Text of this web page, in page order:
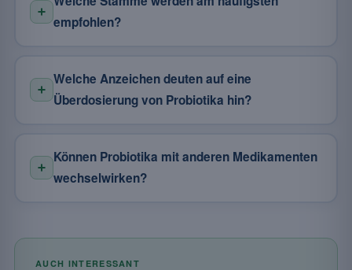
empfohlen?
Welche Anzeichen deuten auf eine
Überdosierung von Probiotika hin?
Können Probiotika mit anderen Medikamenten
wechselwirken?
AUCH INTERESSANT